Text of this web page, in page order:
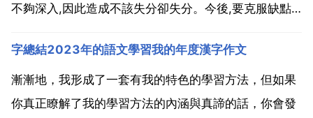
不夠深入,因此造成不該失分卻失分。今後,要克服缺點,
卷第三單亓答案 一 略 二 鍛鍊 翡翠 苦刑 抽噎 玫瑰 三
1.蜂 廣益 黃 座 饒 圖 見...
字總結2023年的語文學習我的年度漢字作文
漸漸地，我形成了一套有我的特色的學習方法，但如果
你真正瞭解了我的學習方法的內涵與真諦的話，你會發